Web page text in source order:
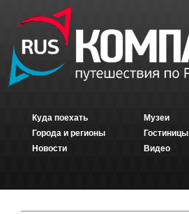
Куда поехать
Города и регионы
Новости
Музеи
Гостиницы
Видео